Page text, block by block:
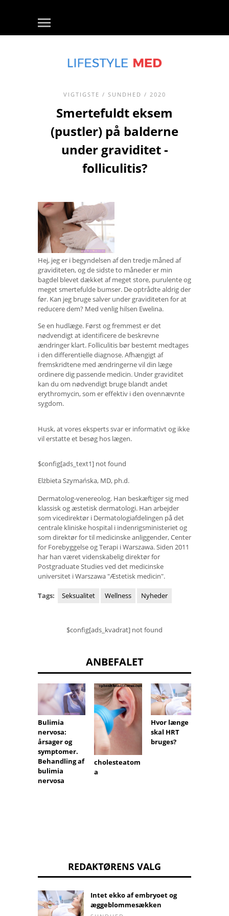
VIGTIGSTE / SUNDHED / 2020
Smertefuldt eksem
(pustler) på balderne
under graviditet -
folliculitis?
Hej, jeg er i begyndelsen af ​​den tredje måned af
graviditeten, og de sidste to måneder er min
bagdel blevet dækket af meget store, purulente og
meget smertefulde bumser. De optrådte aldrig der
før. Kan jeg bruge salver under graviditeten for at
reducere dem? Med venlig hilsen Ewelina.
Se en hudlæge. Først og fremmest er det
nødvendigt at identificere de beskrevne
ændringer klart. Folliculitis bør bestemt medtages
i den differentielle diagnose. Afhængigt af
fremskridtene med ændringerne vil din læge
ordinere dig passende medicin. Under graviditet
kan du om nødvendigt bruge blandt andet
erythromycin, som er effektiv i den ovennævnte
sygdom.
Husk, at vores eksperts svar er informativt og ikke
vil erstatte et besøg hos lægen.
$config[ads_text1] not found
Elżbieta Szymańska, MD, ph.d.
Dermatolog-venereolog. Han beskæftiger sig med
klassisk og æstetisk dermatologi. Han arbejder
som vicedirektør i Dermatologiafdelingen på det
centrale kliniske hospital i indenrigsministeriet og
som direktør for til medicinske anliggender, Center
for Forebyggelse og Terapi i Warszawa. Siden 2011
har han været videnskabelig direktør for
Postgraduate Studies ved det medicinske
universitet i Warszawa "Æstetisk medicin".
Tags: Seksualitet Wellness Nyheder
$config[ads_kvadrat] not found
ANBEFALET
Bulimia
nervosa:
årsager og
symptomer.
Behandling af
bulimia
nervosa
cholesteatom
a
Hvor længe
skal HRT
bruges?
REDAKTØRENS VALG
Intet ekko af embryoet og
æggeblommesækken